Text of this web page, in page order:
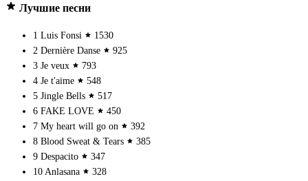
Лучшие песни
1 Luis Fonsi
1530
2 Dernière Danse
925
3 Je veux
793
4 Je t'aime
548
5 Jingle Bells
517
6 FAKE LOVE
450
7 My heart will go on
392
8 Blood Sweat & Tears
385
9 Despacito
347
10 Anlasana 328